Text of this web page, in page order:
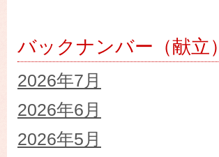
バックナンバー（献立）
2026年7月
2026年6月
2026年5月